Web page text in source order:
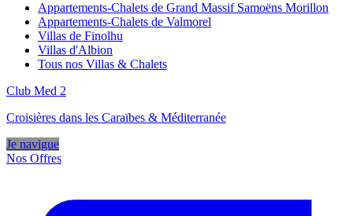
Appartements-Chalets de Grand Massif Samoëns Morillon
Appartements-Chalets de Valmorel
Villas de Finolhu
Villas d'Albion
Tous nos Villas & Chalets
Club Med 2
Croisières dans les Caraïbes & Méditerranée
Je navigue
Nos Offres